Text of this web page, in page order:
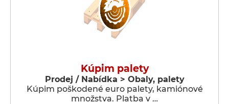
Kúpim palety
Prodej / Nabídka > Obaly, palety
Kúpim poškodené euro palety, kamiónové
množstva. Platba v …